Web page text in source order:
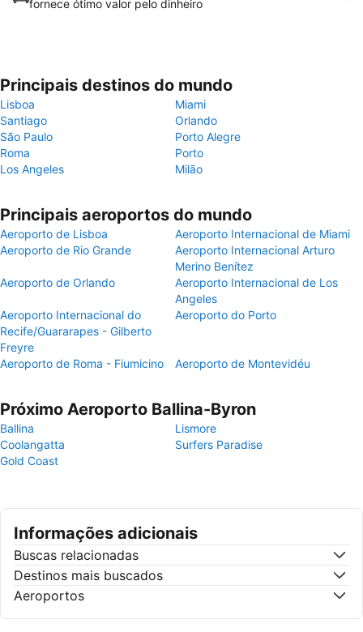
fornece ótimo valor pelo dinheiro
Principais destinos do mundo
Lisboa
Miami
Santiago
Orlando
São Paulo
Porto Alegre
Roma
Porto
Los Angeles
Milão
Principais aeroportos do mundo
Aeroporto de Lisboa
Aeroporto Internacional de Miami
Aeroporto de Rio Grande
Aeroporto Internacional Arturo
Merino Benítez
Aeroporto de Orlando
Aeroporto Internacional de Los
Angeles
Aeroporto Internacional do
Recife/Guararapes - Gilberto
Freyre
Aeroporto do Porto
Aeroporto de Roma - Fiumicino Aeroporto de Montevidéu
Próximo Aeroporto Ballina-Byron
Ballina
Lismore
Coolangatta
Surfers Paradise
Gold Coast
Informações adicionais
Buscas relacionadas
Destinos mais buscados
Aeroportos